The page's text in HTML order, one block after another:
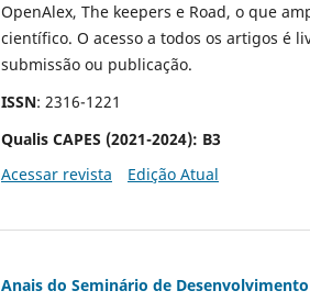
OpenAlex, The keepers e Road, o que
científico. O acesso a todos os artigos é
submissão ou publicação.
ISSN: 2316-1221
Qualis CAPES (2021-2024): B3
Acessar revista
Edição Atual
Anais do Seminário de Desenvolvimento